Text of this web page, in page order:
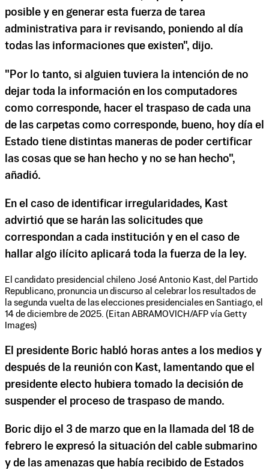
posible y en generar esta fuerza de tarea
administrativa para ir revisando, poniendo al día
todas las informaciones que existen", dijo.
"Por lo tanto, si alguien tuviera la intención de no
dejar toda la información en los computadores
como corresponde, hacer el traspaso de cada una
de las carpetas como corresponde, bueno, hoy día el
Estado tiene distintas maneras de poder certificar
las cosas que se han hecho y no se han hecho",
añadió.
En el caso de identificar irregularidades, Kast
advirtió que se harán las solicitudes que
correspondan a cada institución y en el caso de
hallar algo ilícito aplicará toda la fuerza de la ley.
El candidato presidencial chileno José Antonio Kast, del Partido
Republicano, pronuncia un discurso al celebrar los resultados de
la segunda vuelta de las elecciones presidenciales en Santiago, el
14 de diciembre de 2025. (Eitan ABRAMOVICH/AFP vía Getty
Images)
El presidente Boric habló horas antes a los medios y
después de la reunión con Kast, lamentando que el
presidente electo hubiera tomado la decisión de
suspender el proceso de traspaso de mando.
Boric dijo el 3 de marzo que en la llamada del 18 de
febrero le expresó la situación del cable submarino
y de las amenazas que había recibido de Estados